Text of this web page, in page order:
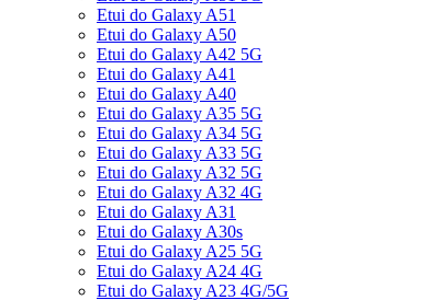
Etui do Galaxy A51
Etui do Galaxy A50
Etui do Galaxy A42 5G
Etui do Galaxy A41
Etui do Galaxy A40
Etui do Galaxy A35 5G
Etui do Galaxy A34 5G
Etui do Galaxy A33 5G
Etui do Galaxy A32 5G
Etui do Galaxy A32 4G
Etui do Galaxy A31
Etui do Galaxy A30s
Etui do Galaxy A25 5G
Etui do Galaxy A24 4G
Etui do Galaxy A23 4G/5G